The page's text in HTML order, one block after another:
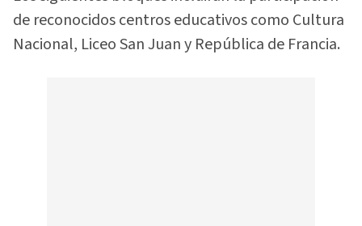
de reconocidos centros educativos como Cultura
Nacional, Liceo San Juan y República de Francia.